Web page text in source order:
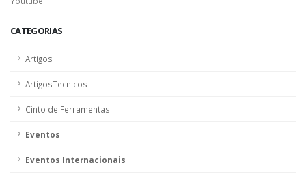
CATEGORIAS
Artigos
ArtigosTecnicos
Cinto de Ferramentas
Eventos
Eventos Internacionais